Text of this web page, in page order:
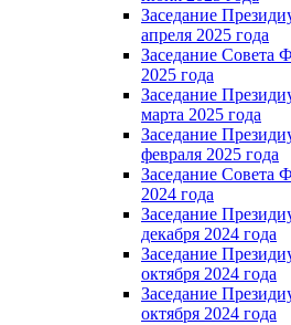
Заседание
апреля 2025 года
Заседание
2025 года
Заседание
марта 2025 года
Заседание
февраля 2025 года
Заседание
2024 года
Заседание
декабря 2024 года
Заседание
октября 2024 года
Заседание
октября 2024 года